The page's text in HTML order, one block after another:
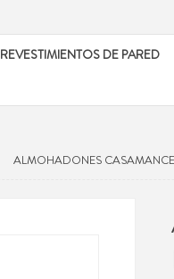
REVESTIMIENTOS DE PARED
ALMOHADONES